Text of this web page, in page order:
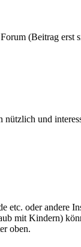
(Beitrag erst
und
etc. oder andere
mit Kindern)
oben.